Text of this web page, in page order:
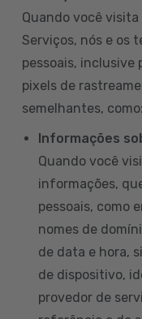
Quando você
Serviços, nós e os
pessoais, inclusive
pixels de
semelhantes, como:
Informações
Quando você
informações,
pessoais, como
nomes de
de data e hora,
de dispositivo,
provedor de